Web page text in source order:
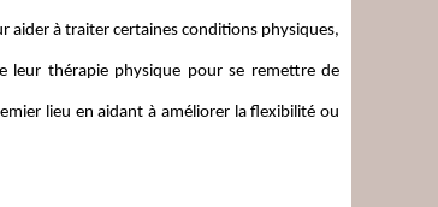
aider à traiter certaines conditions physiques,
leur thérapie physique pour se remettre de
lieu en aidant à améliorer la flexibilité ou